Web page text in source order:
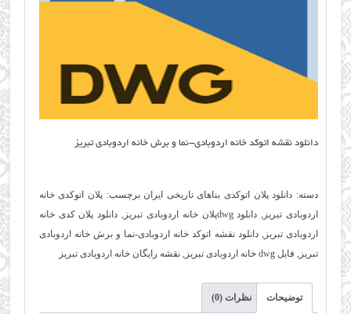
دانلود نقشه اتوکد خانه اردوبادی-نما و برش خانه اردوبادی تبریز
دسته: دانلود پلان اتوکدی بناهای تاریخی ایران برچسب: پلان اتوکدی خانه
اردوبادی تبریز , دانلود dwgپلان خانه اردوبادی تبریز , دانلود پلان کدی خانه
اردوبادی تبریز ,دانلود نقشه اتوکد خانه اردوبادی-نما و برش خانه اردوبادی
تبریز , فایل dwg خانه اردوبادی تبریز ,نقشه رایگان خانه اردوبادی تبریز
توضیحات نظرات (0)